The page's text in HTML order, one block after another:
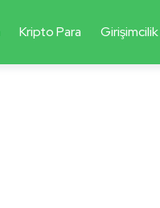
Kripto Para Girişimcilik